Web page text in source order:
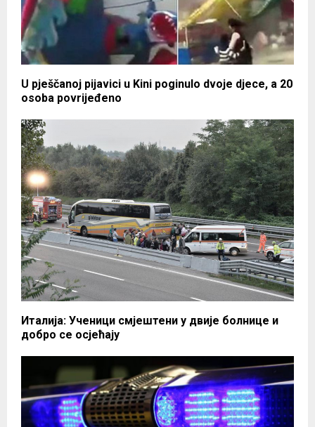
U pješčanoj pijavici u Kini poginulo dvoje djece, a 20
osoba povrijeđeno
Италија: Ученици смјештени у двије болнице и
добро се осјећају